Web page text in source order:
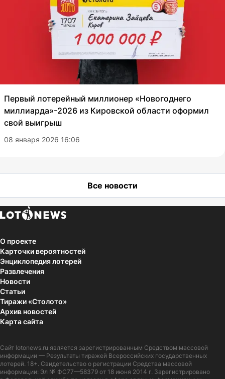
Первый лотерейный миллионер «Новогоднего
миллиарда»-2026 из Кировской области оформил
свой выигрыш
08 января 2026 16:06
Все новости
О проекте
Карточки вероятностей
Энциклопедия лотерей
Развлечения
Новости
Статьи
Тиражи «Столото»
Архив новостей
Карта сайта
Сайт lotonews.ru является зарегистрированным Средством массовой
информации — Результаты тиражей Всероссийских государственных
лотерей. 18+. Свидетельство о регистрации Средства массовой
информации: Эл № ФС77—58379 от 18 июня 2014 г. Зарегистрировано